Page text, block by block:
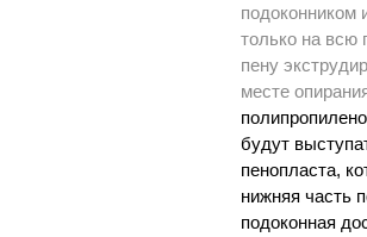
подоконником
только на всю
пену
месте
будут
пенопласта,
нижняя часть
подоконная